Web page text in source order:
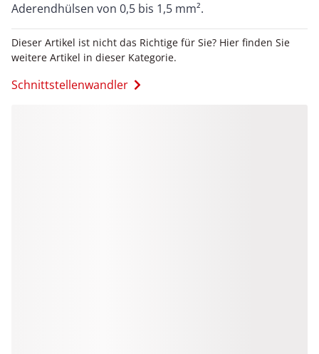
Aderendhülsen von 0,5 bis 1,5 mm².
Dieser Artikel ist nicht das Richtige für Sie? Hier finden Sie
weitere Artikel in dieser Kategorie.
Schnittstellenwandler